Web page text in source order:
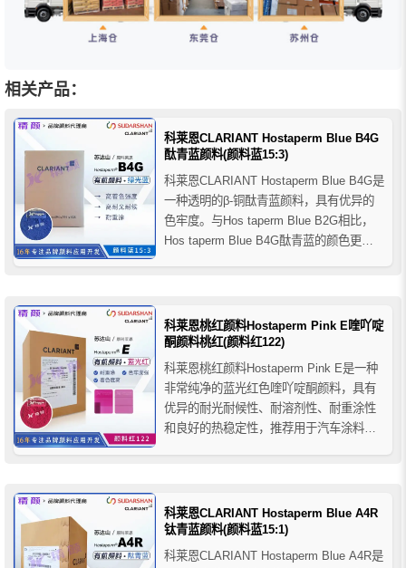
相关产品：
科莱恩CLARIANT Hostaperm Blue B4G
酞青蓝颜料(颜料蓝15:3)
科莱恩CLARIANT Hostaperm Blue B4G是
一种透明的β-铜酞青蓝颜料，具有优异的
色牢度。与Hos taperm Blue B2G相比，
Hos taperm Blue B4G酞青蓝的颜色更绿
涂料...
科莱恩桃红颜料Hostaperm Pink E喹吖啶
酮颜料桃红(颜料红122)
科莱恩桃红颜料Hostaperm Pink E是一种
非常纯净的蓝光红色喹吖啶酮颜料，具有
优异的耐光耐候性、耐溶剂性、耐重涂性
和良好的热稳定性，推荐用于汽车涂料、
科莱恩CLARIANT Hostaperm Blue A4R
钛青蓝颜料(颜料蓝15:1)
科莱恩CLARIANT Hostaperm Blue A4R是